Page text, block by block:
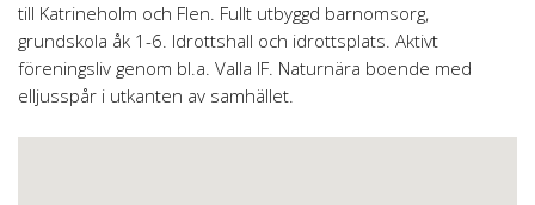
till Katrineholm och Flen. Fullt utbyggd barnomsorg,
grundskola åk 1-6. Idrottshall och idrottsplats. Aktivt
föreningsliv genom bl.a. Valla IF. Naturnära boende med
elljusspår i utkanten av samhället.